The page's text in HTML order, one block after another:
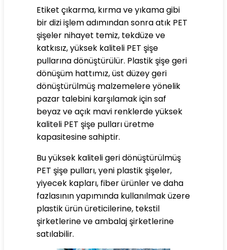
Etiket çıkarma, kırma ve yıkama gibi
bir dizi işlem adımından sonra atık PET
şişeler nihayet temiz, tekdüze ve
katkısız, yüksek kaliteli PET şişe
pullarına dönüştürülür. Plastik şişe geri
dönüşüm hattımız, üst düzey geri
dönüştürülmüş malzemelere yönelik
pazar talebini karşılamak için saf
beyaz ve açık mavi renklerde yüksek
kaliteli PET şişe pulları üretme
kapasitesine sahiptir.
Bu yüksek kaliteli geri dönüştürülmüş
PET şişe pulları, yeni plastik şişeler,
yiyecek kapları, fiber ürünler ve daha
fazlasının yapımında kullanılmak üzere
plastik ürün üreticilerine, tekstil
şirketlerine ve ambalaj şirketlerine
satılabilir.